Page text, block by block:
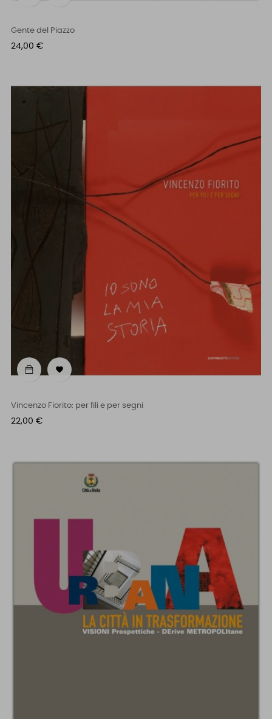
Gente del Piazzo
Prezzo
24,00 €

Vincenzo Fiorito: per fili e per segni
Prezzo
22,00 €